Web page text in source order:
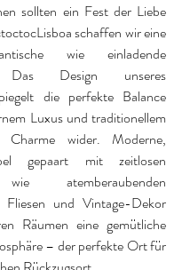
sollten ein Fest der Liebe
schaffen wir eine
wie einladende
Das Design unseres
die perfekte Balance
Luxus und traditionellem
Charme wider. Moderne,
gepaart mit zeitlosen
atemberaubenden
Fliesen und Vintage-Dekor
Räumen eine gemütliche
– der perfekte Ort für